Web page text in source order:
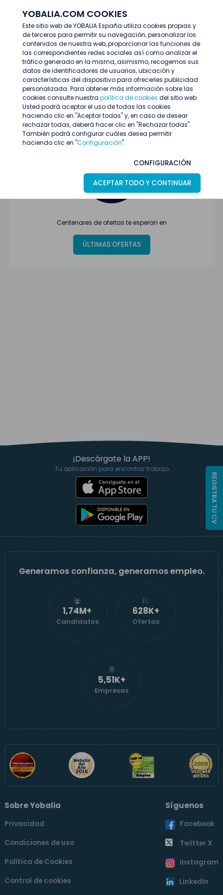
YOBALIA.COM COOKIES
Este sitio web de YOBALIA España utiliza cookies propias y
de terceros para permitir su navegación, personalizar los
contenidos de nuestra web, proporcionar las funciones de
las correspondientes redes sociales así como analizar el
tráfico generado en la misma, asimismo, recogemos sus
datos de identificadores de usuarios, ubicación y
características del dispositivo para ofrecerles publicidad
personalizada. Para obtener más información sobre las
cookies consulte nuestra política de cookies del sitio web.
Usted podrá aceptar el uso de todas las cookies
haciendo clic en "Aceptar todas" y, en caso de desear
rechazar todas, deberá hacer clic en "Rechazar todas".
También podrá configurar cuáles desea permitir
haciendo clic en "Configuración".
CONFIGURACIÓN
ACEPTAR TODO Y CONTINUAR
Últimas ofertas
Oferta no encontrada o ha finalizado su
proceso de selección
Centenares de ofertas te esperan en
ÚLTIMAS OFERTAS
¡Descárgate la APP!
Tu aplicación para encontrar trabajo
Generamos confianza, generamos empleo.
1,74M+
Candidatos
629K+
Ofertas
5,51K+
Empresas
Sobre Yobalia
Privacidad
Condiciones de uso
Política de Cookies
Control de cookies
Síguenos
Facebook
Twitter X
Instagram
LinkedIn
REGISTRA TU CV